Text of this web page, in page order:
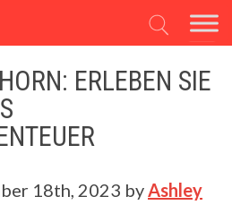
ERLEBEN SIE
18th, 2023 byAshley